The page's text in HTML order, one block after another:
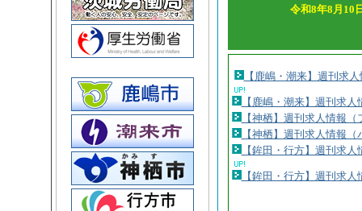
令和8年8月10
【鹿嶋・潮来】週刊求
【鹿嶋・潮来】週刊求
【神栖】週刊求人情報
【神栖】週刊求人情報（
【鉾田・行方】週刊求
【鉾田・行方】週刊求